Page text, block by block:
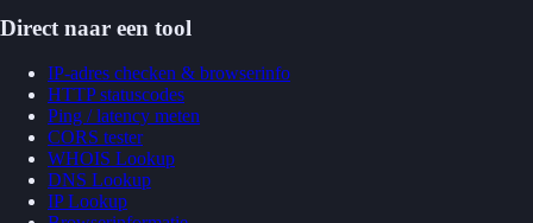
Direct naar een tool
IP-adres checken & browserinfo
HTTP statuscodes
Ping / latency meten
CORS tester
WHOIS Lookup
DNS Lookup
IP Lookup